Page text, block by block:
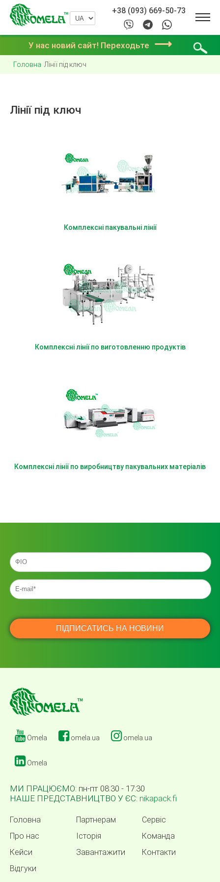
+38 (093) 669-50-73
У нас новий сайт! Переходьте ⟶
Головна Лінії під ключ
Лінії під ключ
Комплексні пакувальні лінії
Комплексні лінії по виготовленню продуктів
Комплексні лінії по виробництву пакувальних матеріалів
Omela omela.ua omela.ua
Omela
МИ ПРАЦЮЄМО: пн-пт 08:30 - 17:30
НАШЕ ПРЕДСТАВНИЦТВО У ЄС: nikapack.fi
Головна Партнерам
Сервіс
Про нас
Історія
Команда
Кейси
Завантажити
Контакти
Відгуки